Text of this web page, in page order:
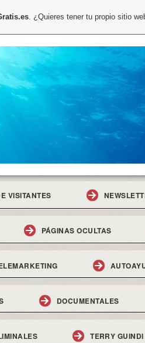
VISITANTES
PÁGINAS OCULTAS
DOCUMENTALES
TERRY GUINDI
. ¿Quieres tener tu propio sitio